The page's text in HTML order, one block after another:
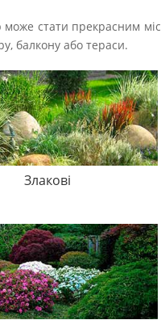
стати прекрасним
балкону або тераси.
Злакові